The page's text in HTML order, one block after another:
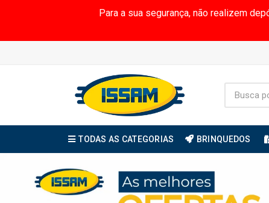
Para a sua segurança, não realizem
TODAS AS CATEGORIAS BRINQUEDOS